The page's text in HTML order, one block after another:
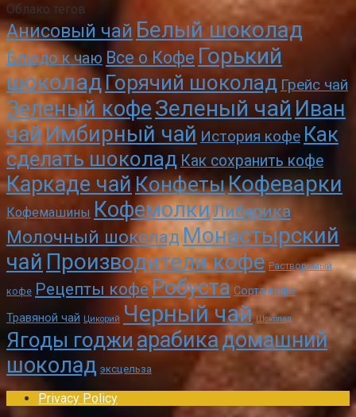
Облако тегов
Анисовый чай Белый шоколад
Блюдо к чаю Все о Кофе Горький
шоколадГорячий шоколад Грейс чай
Зеленый кофеЗеленый чай Иван
чайИмбирный чай История кофе Как
сделать шоколад Как сохранить кофе
Каркаде чай КонфетыКофеварки
Кофемашины Кофемолки Либерика
Молочный шоколадМонастырский
чай Производители кофе Растворимый
кофе Рецепты кофеРобуста Сорта кофе
Травяной чай Цикорий Черный чай Шоколад
Ягоды годжи арабикадомашний
шоколад эксцельза
Privacy Policy